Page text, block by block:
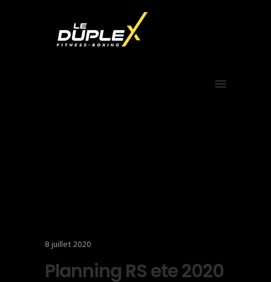
8 juillet 2020
Planning RS ete 2020